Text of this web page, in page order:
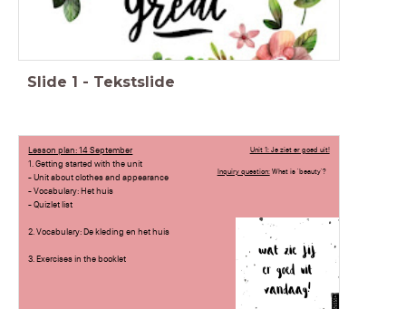
Slide 1 - Tekstslide
Lesson plan: 14 September
1. Getting started with the unit
- Unit about clothes and appearance
- Vocabulary: Het huis
- Quizlet list
2. Vocabulary: De kleding en het huis
3. Exercises in the booklet
Unit 1: Je ziet er goed uit!
Inquiry question:What is 'beauty'?